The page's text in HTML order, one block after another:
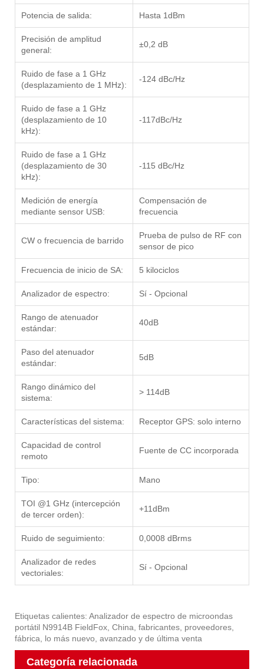
Potencia de salida: Hasta 1dBm
Precisión de amplitud
general:
±0,2 dB
Ruido de fase a 1 GHz
(desplazamiento de 1 MHz):
-124 dBc/Hz
Ruido de fase a 1 GHz
(desplazamiento de 10
kHz):
-117dBc/Hz
Ruido de fase a 1 GHz
(desplazamiento de 30
kHz):
-115 dBc/Hz
Medición de energía
mediante sensor USB:
Compensación de
frecuencia
CW o frecuencia de barrido
Prueba de pulso de RF con
sensor de pico
Frecuencia de inicio de SA: 5 kilociclos
Analizador de espectro: Sí - Opcional
Rango de atenuador
estándar:
40dB
Paso del atenuador
estándar:
5dB
Rango dinámico del
sistema:
> 114dB
Características del sistema: Receptor GPS: solo interno
Capacidad de control
remoto
Fuente de CC incorporada
Tipo: Mano
TOI @1 GHz (intercepción
de tercer orden):
+11dBm
Ruido de seguimiento: 0,0008 dBrms
Analizador de redes
vectoriales:
Sí - Opcional
Etiquetas calientes: Analizador de espectro de microondas
portátil N9914B FieldFox, China, fabricantes, proveedores,
fábrica, lo más nuevo, avanzado y de última venta
Categoría relacionada